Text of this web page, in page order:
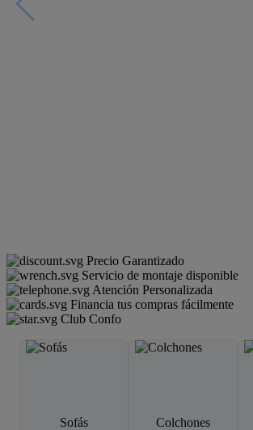
Precio Garantizado
Servicio de montaje disponible
Atención Personalizada
Financia tus compras fácilmente
Club Confo
Sofás Colchones